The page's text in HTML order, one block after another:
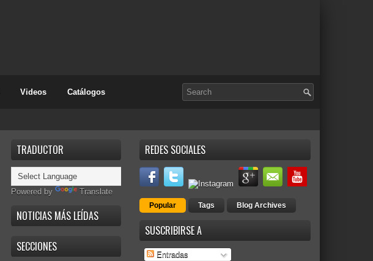
Videos Catálogos
REDES SOCIALES
Popular Tags Blog Archives
SUSCRIBIRSE A
Entradas
TRADUCTOR
Powered by Translate
NOTICIAS MÁS LEÍDAS
SECCIONES